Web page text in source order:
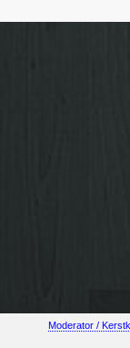
Moderator /